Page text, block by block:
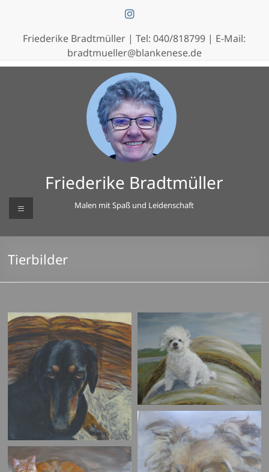
springenFriederike Bradtmüller | Tel:040/818799 | E-Mail:
bradtmueller@blankenese.de
Friederike Bradtmüller
Malen mit Spaß und Leidenschaft
Menü
Tierbilder